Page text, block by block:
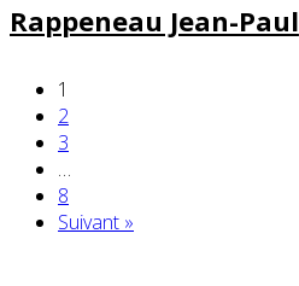
Rappeneau Jean-Paul
1
2
3
…
8
Suivant »